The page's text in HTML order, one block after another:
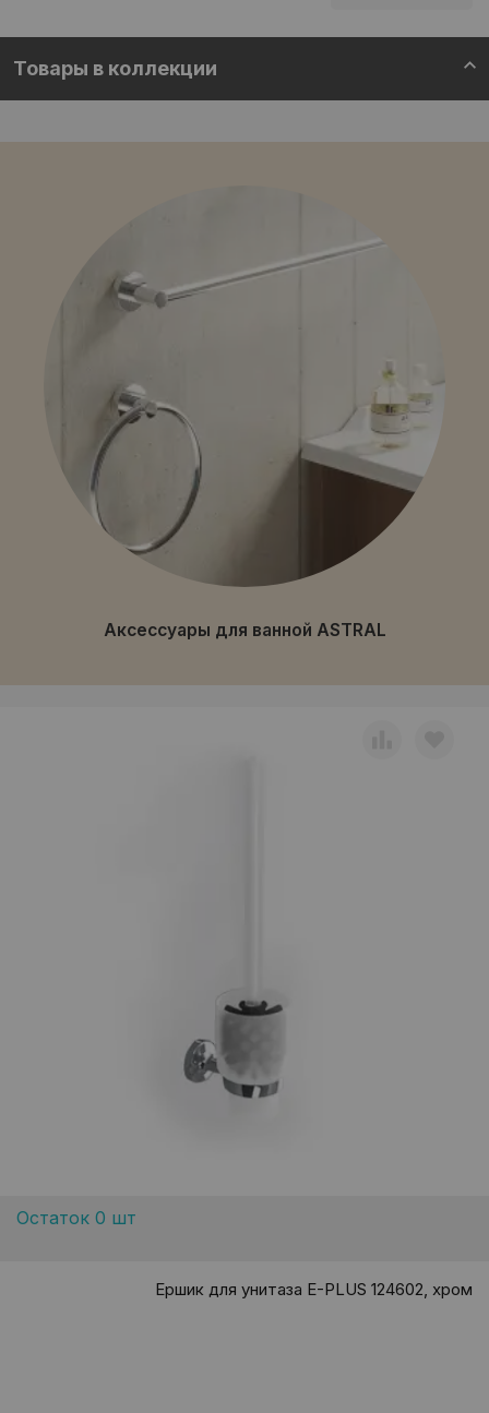
Товары в коллекции
Аксессуары для ванной ASTRAL
Остаток 0 шт
Ершик для унитаза E-PLUS 124602, хром